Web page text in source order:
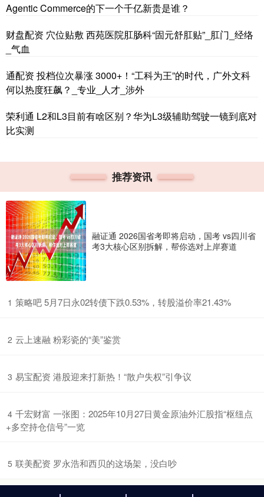
Agentic Commerce的下一个千亿新贵是谁？
财盘配资 穴位贴敷 西苑医院肛肠科“固元舒肛贴”_肛门_经络
_气血
通配资 投档位次暴涨 3000+！“工科为王”的时代，广外文科
何以热度狂飙？_专业_人才_涉外
荣利通 L2和L3目前有啥区别？华为L3级辅助驾驶一镜到底对
比实测
推荐资讯
融证通 2026国省考即将启动，国考 vs四川省
考3大核心区别拆解，帮你选对上岸赛道
1 ​策略吧 5月7日永02转债下跌0.53%，转股溢价率21.43%
2 ​云上速融 粉彩瓷的“美”鉴赏
3 ​易宝配资 港股迎来打新热！“散户失权”引争议
4 ​千宏财富 一张图：2025年10月27日黄金原油外汇股指“枢纽点
+多空持仓信号”一览
5 ​联美配资 罗永浩和西贝的这场架，没白吵